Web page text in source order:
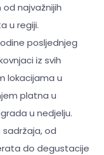
najvažnijih
u regiji.
posljednjeg
iz svih
lokacijama u
platna u
u nedjelju.
od
do degustacije